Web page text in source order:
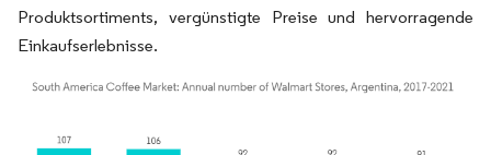
Produktsortiments, vergünstigte Preise und hervorragende
Einkaufserlebnisse.